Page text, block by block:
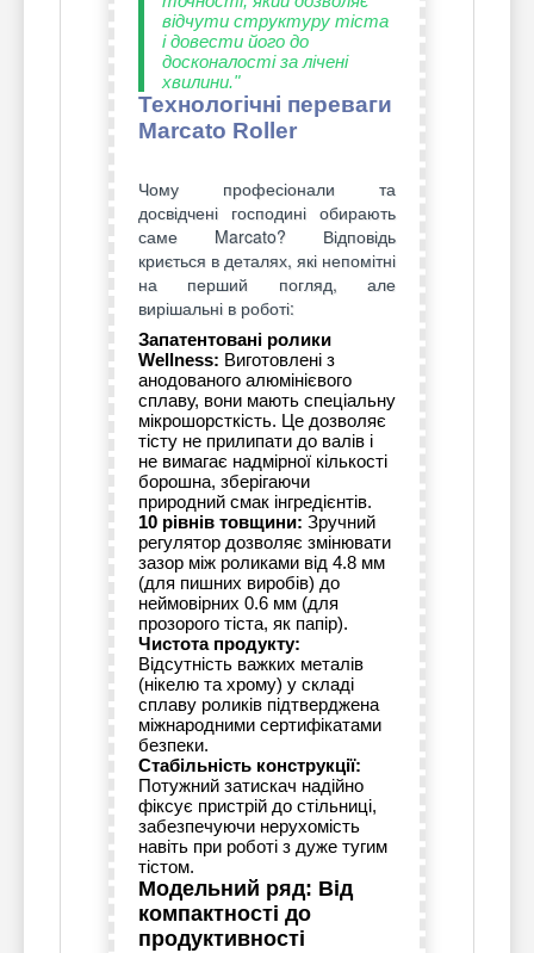
відчути структуру тіста
і довести його до
досконалості за лічені
хвилини."
Технологічні переваги
Marcato Roller
Чому професіонали та
досвідчені господині обирають
саме Marcato? Відповідь
криється в деталях, які непомітні
на перший погляд, але
вирішальні в роботі:
Запатентовані ролики
Wellness: Виготовлені з
анодованого алюмінієвого
сплаву, вони мають спеціальну
мікрошорсткість. Це дозволяє
тісту не прилипати до валів і
не вимагає надмірної кількості
борошна, зберігаючи
природний смак інгредієнтів.
10 рівнів товщини: Зручний
регулятор дозволяє змінювати
зазор між роликами від 4.8 мм
(для пишних виробів) до
неймовірних 0.6 мм (для
прозорого тіста, як папір).
Чистота продукту:
Відсутність важких металів
(нікелю та хрому) у складі
сплаву роликів підтверджена
міжнародними сертифікатами
безпеки.
Стабільність конструкції:
Потужний затискач надійно
фіксує пристрій до стільниці,
забезпечуючи нерухомість
навіть при роботі з дуже тугим
тістом.
Модельний ряд: Від
компактності до
продуктивності